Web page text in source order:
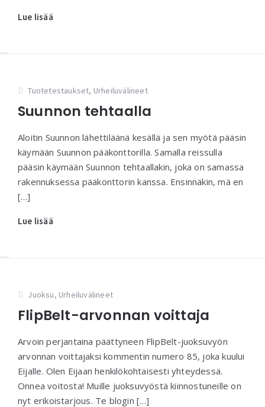
Lue lisää
Tuotetestaukset, Urheiluvälineet
Suunnon tehtaalla
Aloitin Suunnon lähettiläänä kesällä ja sen myötä pääsin
käymään Suunnon pääkonttorilla. Samalla reissulla
pääsin käymään Suunnon tehtaallakin, joka on samassa
rakennuksessa pääkonttorin kanssa. Ensinnäkin, mä en
[…]
Lue lisää
Juoksu, Urheiluvälineet
FlipBelt-arvonnan voittaja
Arvoin perjantaina päättyneen FlipBelt-juoksuvyön
arvonnan voittajaksi kommentin numero 85, joka kuului
Eijalle. Olen Eijaan henkilökohtaisesti yhteydessä.
Onnea voitosta! Muille juoksuvyöstä kiinnostuneille on
nyt erikoistarjous. Te blogin […]